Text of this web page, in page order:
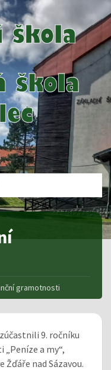
gramotnosti
9. ročníku
a my“,
Žďáře nad Sázavou.